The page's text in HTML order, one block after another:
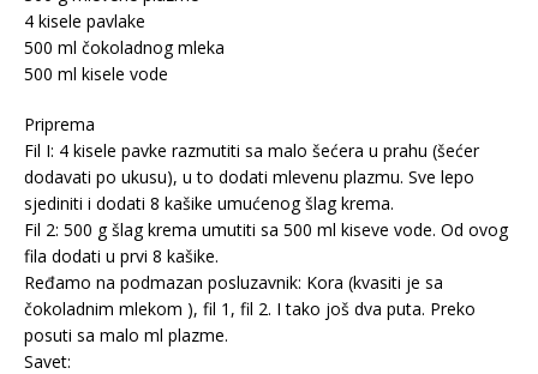
4 kisele pavlake
500 ml čokoladnog mleka
500 ml kisele vode
Priprema
Fil I: 4 kisele pavke razmutiti sa malo šećera u prahu (šećer
dodavati po ukusu), u to dodati mlevenu plazmu. Sve lepo
sjediniti i dodati 8 kašike umućenog šlag krema.
Fil 2: 500 g šlag krema umutiti sa 500 ml kiseve vode. Od ovog
fila dodati u prvi 8 kašike.
Ređamo na podmazan posluzavnik: Kora (kvasiti je sa
čokoladnim mlekom ), fil 1, fil 2. I tako još dva puta. Preko
posuti sa malo ml plazme.
Savet: